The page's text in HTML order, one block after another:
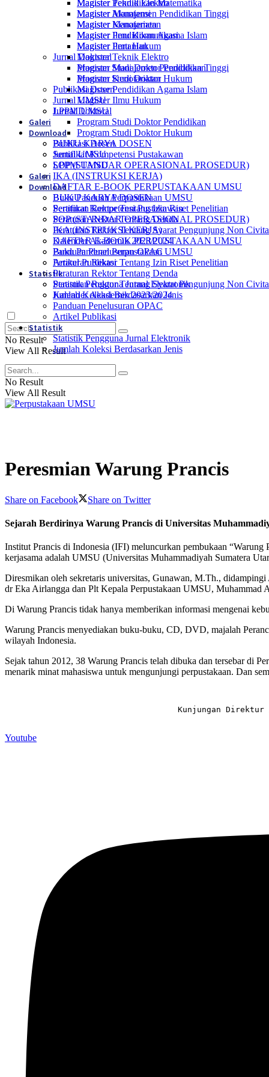
Magister Teknik Elektro
Magister Manajemen Pendidikan Tinggi
Magister Kenotariatan
Magister Pendidikan Agama Islam
Magister Ilmu Hukum
Jurnal Doktoral
Program Studi Doktor Pendidikan
Program Studi Doktor Hukum
Publikasi Dosen
Jurnal UMSU
LPPM UMSU
Galeri
Download
BUKU KARYA DOSEN
Sertifikat Kompetensi Pustakawan
SOP (STANDAR OPERASIONAL PROSEDUR)
IKA (INSTRUKSI KERJA)
DAFTAR E-BOOK PERPUSTAKAAN UMSU
Buku Panduan Perpustakaan UMSU
Peraturan Rektor Tentang Izin Riset Penelitian
Peraturan Rektor Tentang Denda
Peraturan Rektor Tentang Syarat Pengunjung Non
Kalender Akademik 2023/2024
Panduan Penelusuran OPAC
Artikel Publikasi
Statistik
Statistik Pengguna Jurnal Elektronik
Jumlah Koleksi Berdasarkan Jenis
No Result
View All Result
Magister Pendidikan Matematika
Magister Akuntansi
Magister Manajemen
Magister Ilmu Komunikasi
Magister Pertanian
Magister Teknik Elektro
Magister Manajemen Pendidikan Tinggi
Magister Kenotariatan
Magister Pendidikan Agama Islam
Magister Ilmu Hukum
Jurnal Doktoral
Program Studi Doktor Pendidikan
Program Studi Doktor Hukum
Publikasi Dosen
Jurnal UMSU
LPPM UMSU
Galeri
Download
BUKU KARYA DOSEN
Sertifikat Kompetensi Pustakawan
SOP (STANDAR OPERASIONAL PROSEDUR)
IKA (INSTRUKSI KERJA)
DAFTAR E-BOOK PERPUSTAKAAN UMSU
Buku Panduan Perpustakaan UMSU
Peraturan Rektor Tentang Izin Riset Penelitian
Peraturan Rektor Tentang Denda
Peraturan Rektor Tentang Syarat Pengunjung Non
Kalender Akademik 2023/2024
Panduan Penelusuran OPAC
Artikel Publikasi
Statistik
Statistik Pengguna Jurnal Elektronik
Jumlah Koleksi Berdasarkan Jenis
No Result
View All Result
Peresmian Warung Prancis
Share on Facebook Share on Twitter
Sejarah Berdirinya Warung Prancis di Universitas
Institut Prancis di Indonesia (IFI) meluncurkan pembukaan “Warung
kerjasama adalah UMSU (Universitas Muhammadiyah Sumatera
Diresmikan oleh sekretaris universitas, Gunawan, M.Th.,
dr Eka Airlangga dan Plt Kepala Perpustakaan UMSU, Muhammad
Di Warung Prancis tidak hanya memberikan informasi mengenai
Warung Prancis menyediakan buku-buku, CD, DVD, majalah
wilayah Indonesia.
Sejak tahun 2012, 38 Warung Prancis telah dibuka dan tersebar di
menarik minat mahasiswa untuk mengunjungi perpustakaan. Dan
Kunjungan Direktur
Youtube